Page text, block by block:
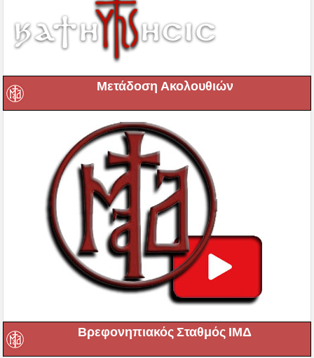
Μετάδοση Ακολουθιών
Βρεφονηπιακός Σταθμός ΙΜΔ